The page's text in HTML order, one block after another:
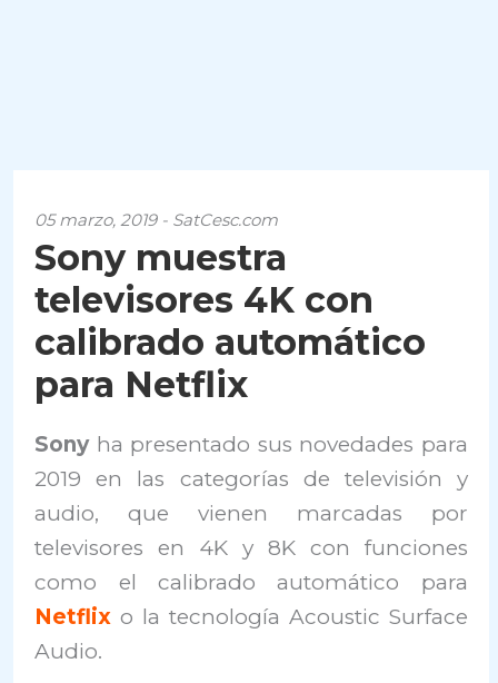
05 marzo, 2019 - SatCesc.com
Sony muestra
televisores 4K con
calibrado automático
para Netflix
Sonyha presentado sus novedades para
2019 en las categorías de televisión y
audio, que vienen marcadas por
televisores en 4K y 8K con funciones
como el calibrado automático para
Netflix o la tecnología Acoustic Surface
Audio.